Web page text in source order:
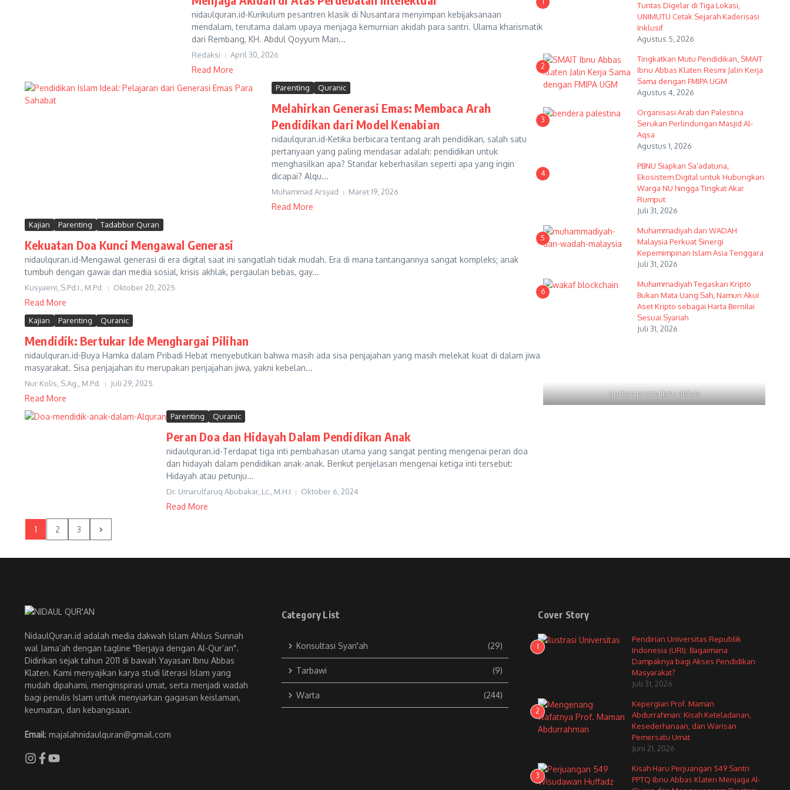
nidaulquran.id-Kurikulum pesantren klasik di Nusantara menyimpan kebijaksanaan
mendalam, terutama dalam upaya menjaga kemurnian akidah para santri. Ulama kharismatik
dari Rembang, KH. Abdul Qoyyum Man...
Redaksi April 30, 2026
Read More
Parenting Quranic
Melahirkan Generasi Emas: Membaca Arah
Pendidikan dari Model Kenabian
nidaulquran.id-Ketika berbicara tentang arah pendidikan, salah satu
pertanyaan yang paling mendasar adalah: pendidikan untuk
menghasilkan apa? Standar keberhasilan seperti apa yang ingin
dicapai? Alqu...
Muhammad Arsyad Maret 19, 2026
Read More
Kajian Parenting Tadabbur Quran
Kekuatan Doa Kunci Mengawal Generasi
nidaulquran.id-Mengawal generasi di era digital saat ini sangatlah tidak mudah. Era di mana tantangannya sangat kompleks; anak
tumbuh dengan gawai dan media sosial, krisis akhlak, pergaulan bebas, gay...
Kusyaeni, S.Pd.I., M.Pd. Oktober 20, 2025
Read More
Kajian Parenting Quranic
Mendidik: Bertukar Ide Menghargai Pilihan
nidaulquran.id-Buya Hamka dalam Pribadi Hebat menyebutkan bahwa masih ada sisa penjajahan yang masih melekat kuat di dalam jiwa
masyarakat. Sisa penjajahan itu merupakan penjajahan jiwa, yakni kebelan...
Nur Kolis, S.Ag., M.Pd. Juli 29, 2025
Read More
Parenting Quranic
Peran Doa dan Hidayah Dalam Pendidikan Anak
nidaulquran.id-Terdapat tiga inti pembahasan utama yang sangat penting mengenai peran doa
dan hidayah dalam pendidikan anak-anak. Berikut penjelasan mengenai ketiga inti tersebut:
Hidayah atau petunju...
Dr. Umarulfaruq Abubakar, Lc., M.H.I Oktober 6, 2024
Read More
1 2 3
Tuntas Digelar di Tiga Lokasi,
UNIMUTU Cetak Sejarah Kaderisasi
Inklusif
Agustus 5, 2026
2
Tingkatkan Mutu Pendidikan, SMAIT
Ibnu Abbas Klaten Resmi Jalin Kerja
Sama dengan FMIPA UGM
Agustus 4, 2026
3
Organisasi Arab dan Palestina
Serukan Perlindungan Masjid Al-
Aqsa
Agustus 1, 2026
4
PBNU Siapkan Sa’adatuna,
Ekosistem Digital untuk Hubungkan
Warga NU hingga Tingkat Akar
Rumput
Juli 31, 2026
5
Muhammadiyah dan WADAH
Malaysia Perkuat Sinergi
Kepemimpinan Islam Asia Tenggara
Juli 31, 2026
6
Muhammadiyah Tegaskan Kripto
Bukan Mata Uang Sah, Namun Akui
Aset Kripto sebagai Harta Bernilai
Sesuai Syariah
Juli 31, 2026
qurban prozis ibnu abbas
NidaulQuran.id adalah media dakwah Islam Ahlus Sunnah
wal Jama’ah dengan tagline "Berjaya dengan Al-Qur’an".
Didirikan sejak tahun 2011 di bawah Yayasan Ibnu Abbas
Klaten. Kami menyajikan karya studi literasi Islam yang
mudah dipahami, menginspirasi umat, serta menjadi wadah
bagi penulis Islam untuk menyiarkan gagasan keislaman,
keumatan, dan kebangsaan.
Email: majalahnidaulquran@gmail.com
Category List
Konsultasi Syari'ah (29)
Tarbawi (9)
Warta (244)
Cover Story
1
Pendirian Universitas Republik
Indonesia (URI): Bagaimana
Dampaknya bagi Akses Pendidikan
Masyarakat?
Juli 31, 2026
2
Kepergian Prof. Maman
Abdurrahman: Kisah Keteladanan,
Kesederhanaan, dan Warisan
Pemersatu Umat
Juni 21, 2026
3
Kisah Haru Perjuangan 549 Santri
PPTQ Ibnu Abbas Klaten Menjaga Al-